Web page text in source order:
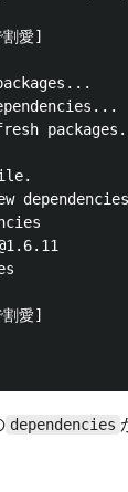
愛]
愛]
dependencies